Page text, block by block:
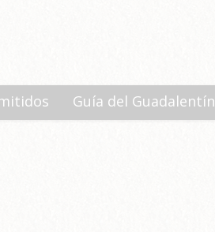
Guía del Guadalentín